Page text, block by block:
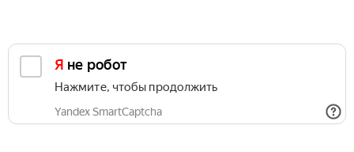
Я не робот
Нажмите, чтобы продолжить
Yandex SmartCaptcha